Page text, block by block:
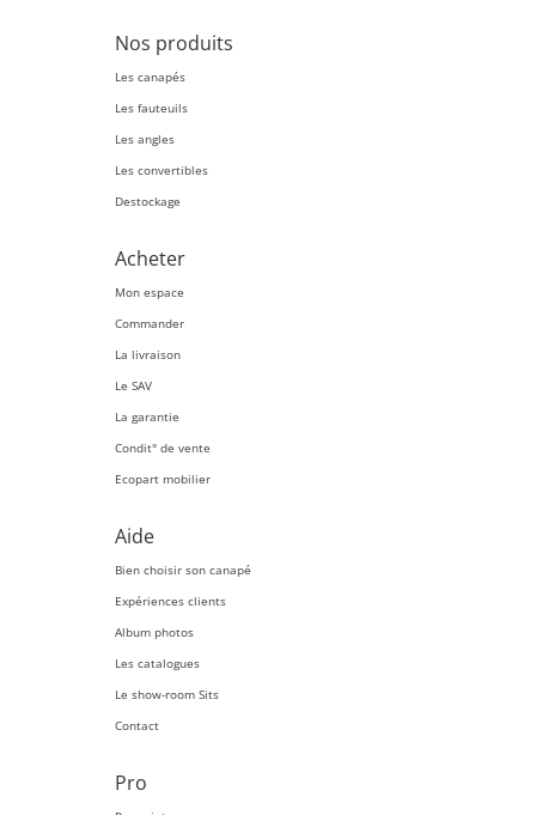
Nos produits
Les canapés
Les fauteuils
Les angles
Les convertibles
Destockage
Acheter
Mon espace
Commander
La livraison
Le SAV
La garantie
Condit° de vente
Ecopart mobilier
Aide
Bien choisir son canapé
Expériences clients
Album photos
Les catalogues
Le show-room Sits
Contact
Pro